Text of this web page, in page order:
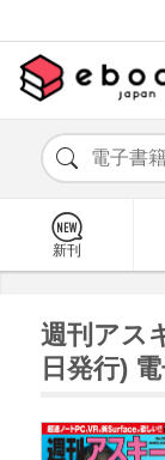
新刊
週刊アス
日発行)